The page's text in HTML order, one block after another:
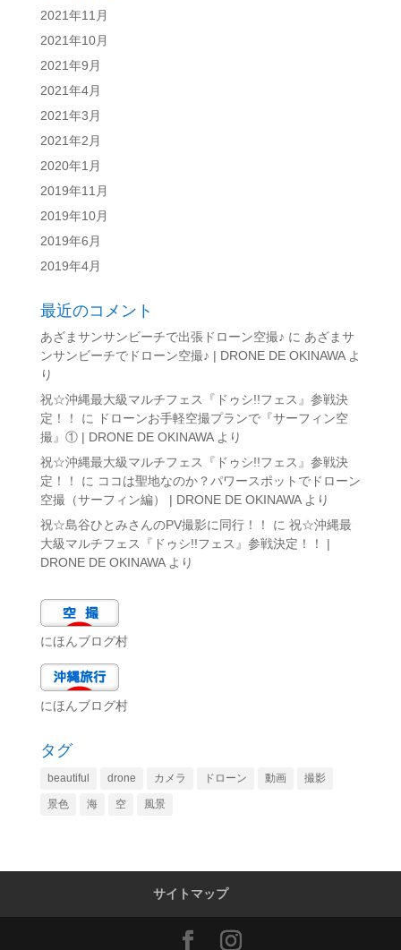
2021年11月
2021年10月
2021年9月
2021年4月
2021年3月
2021年2月
2020年1月
2019年11月
2019年10月
2019年6月
2019年4月
最近のコメント
あざまサンサンビーチで出張ドローン空撮♪ に あざまサ
ンサンビーチでドローン空撮♪ | DRONE DE OKINAWAよ
り
祝☆沖縄最大級マルチフェス『ドゥシ!!フェス』参戦決
定！！
に
ドローンお手軽空撮プランで『サーフィン空
撮』① | DRONE DE OKINAWAより
祝☆沖縄最大級マルチフェス『ドゥシ!!フェス』参戦決
定！！
に ココは聖地なのか？パワースポットでドローン
空撮（サーフィン編） | DRONE DE OKINAWAより
祝☆島谷ひとみさんのPV撮影に同行！！
に 祝☆沖縄最
大級マルチフェス『ドゥシ!!フェス』参戦決定！！ |
DRONE DE OKINAWAより
にほんブログ村
にほんブログ村
タグ
beautiful drone カメラ ドローン 動画 撮影
景色 海 空 風景
サイトマップ